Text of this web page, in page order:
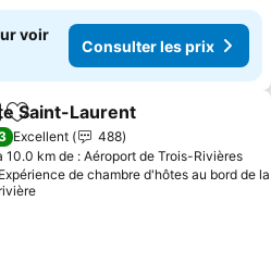
voir
Consulter les prix
Ajouter à mes favoris
Saint-Laurent
Excellent
488
10.0 km de : Aéroport de Trois-Rivières
Expérience de chambre d'hôtes au bord de la
rivière